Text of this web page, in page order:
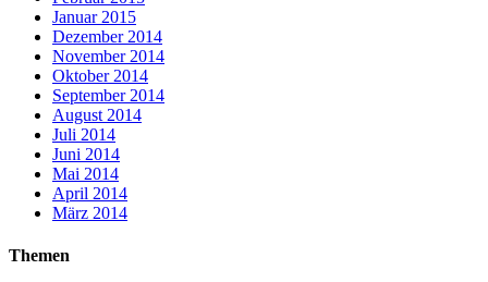
Januar 2015
Dezember 2014
November 2014
Oktober 2014
September 2014
August 2014
Juli 2014
Juni 2014
Mai 2014
April 2014
März 2014
Themen